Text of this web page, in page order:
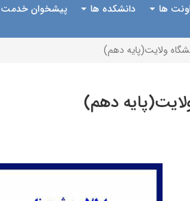
ها دانشکده ها پیشخوان خدمت
ولایت(پایه دهم)
دهم)